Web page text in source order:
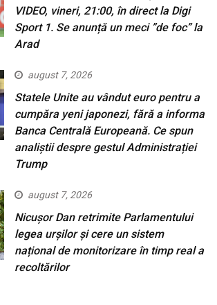
VIDEO, vineri, 21:00, în direct la Digi
Sport 1. Se anunță un meci ”de foc” la
Arad
august 7, 2026
Statele Unite au vândut euro pentru a
cumpăra yeni japonezi, fără a informa
Banca Centrală Europeană. Ce spun
analiștii despre gestul Administrației
Trump
august 7, 2026
Nicușor Dan retrimite Parlamentului
legea urșilor și cere un sistem
național de monitorizare în timp real a
recoltărilor